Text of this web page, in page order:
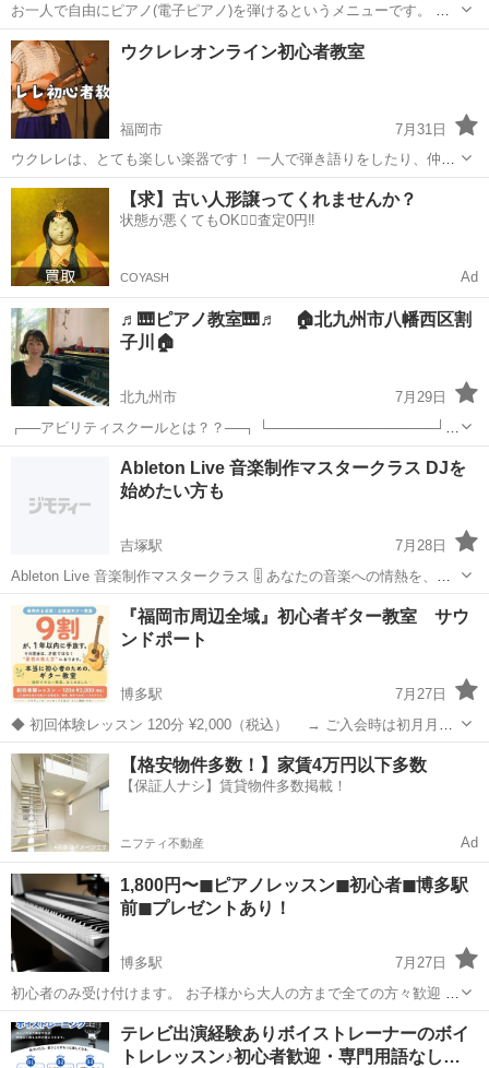
お一人で自由にピアノ(電子ピアノ)を弾けるというメニューです。 入
会金0円 お子様から大人の方まで全ての方々歓迎 年中無休でやってま
す！ 初回限定プレゼントで音譜刻印えんぴつレザーキャップを1個プ
レゼント！(画像あり) 電...
福岡 福岡市 博多駅 電子ピアノ
ウクレレオンライン初心者教室
福岡市
7月31日
ウクレレは、とても楽しい楽器です！ 一人で弾き語りをしたり、仲間
とアンサンブルをしたり色々な楽しみ方があります！ ウクレレを始め
てみたい！ウクレレが上手く弾けないそんな方に優しく丁寧にお教え
します。 当レッスンは、初心...
福岡 福岡市 音楽 弾き語り
【求】古い人形譲ってくれませんか？
状態が悪くてもOK🙆‍♀️査定0円‼️
COYASH Ad
♬🎹ピアノ教室🎹♬ 🏠北九州市八幡西区割
子川🏠
北九州市
7月29日
┌──アビリティスクールとは？？──┐ └─────────────────┘
当スクールは、全国で個人教室を運営しております。 講師は適正な面
接や試験を行い採用し、受講しやすいレッスンプラン・価格設定を設
け、個人...
レッスン
Ableton Live 音楽制作マスタークラス DJを
始めたい方も
吉塚駅
7月28日
Ableton Live 音楽制作マスタークラス 🎚️ あなたの音楽への情熱を、プ
ロフェッショナルな音作りに変えるチャンス！ 体験セッション: 30分
¥2000 基本コース: 1時間 ¥3000 プレミアムコース: 2時...
福岡 福岡市 吉塚駅 その他 音楽制作
『福岡市周辺全域』初心者ギター教室 サウ
ンドポート
博多駅
7月27日
◆ 初回体験レッスン 120分 ¥2,000（税込） → ご入会時は初月月謝
より全額還元 → 実質、無料でお試しいただけます ・ 指が痛くなら
ない初期調整（無料） ・ ギター貸出（無料・手ぶらでOK） ・ 曜日・
時間・...
福岡 福岡市 博多駅 ギター ナシ
【格安物件多数！】家賃4万円以下多数
【保証人ナシ】賃貸物件多数掲載！
ニフティ不動産 Ad
1,800円〜◼︎ピアノレッスン◼︎初心者◼︎博多駅
前◼︎プレゼントあり！
博多駅
7月27日
初心者のみ受け付けます。 お子様から大人の方まで全ての方々歓迎 時
間は不定休の朝7時30〜22時まで。 まずはご予約下さい。 ピアノ講師
は女性になります。 初回講習限定プレゼントで音譜刻印えんぴつレザ
ーキャップを1個プレゼ...
福岡 福岡市 博多駅 ピアノ
テレビ出演経験ありボイストレーナーのボイ
トレレッスン♪初心者歓迎・専門用語なし…